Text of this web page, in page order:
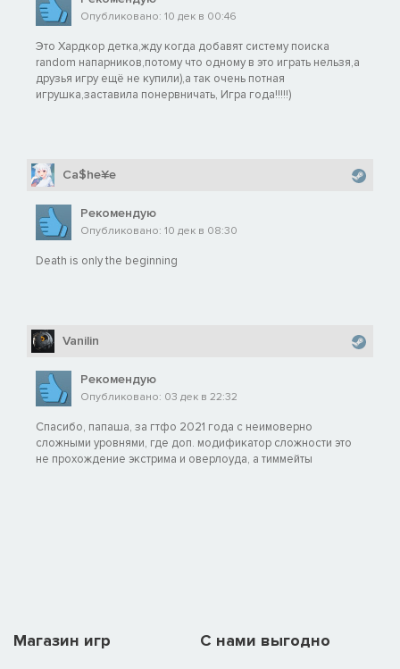
Опубликовано: 10 дек в 00:46
Это Хардкор детка,жду когда добавят систему поиска
random напарников,потому что одному в это играть нельзя,а
друзья игру ещё не купили),а так очень потная
игрушка,заставила понервничать, Игра года!!!!!)
Ca$he¥e
Рекомендую
Опубликовано: 10 дек в 08:30
Death is only the beginning
Vanilin
Рекомендую
Опубликовано: 03 дек в 22:32
Спасибо, папаша, за гтфо 2021 года с неимоверно
сложными уровнями, где доп. модификатор сложности это
не прохождение экстрима и оверлоуда, а тиммейты
Магазин игр C нами выгодно